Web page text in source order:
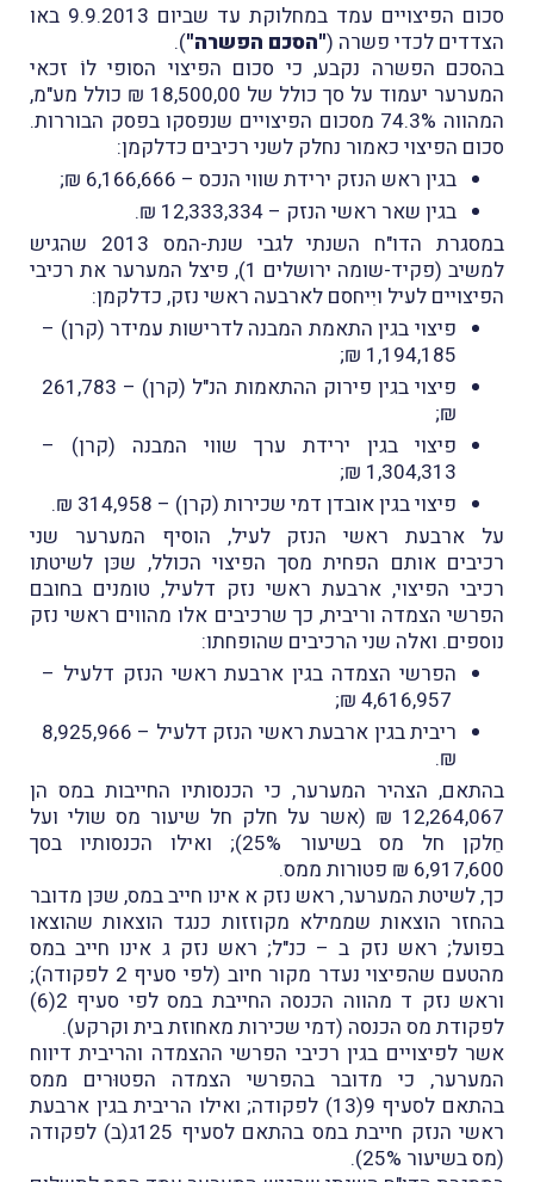
סכום הפיצויים עמד במחלוקת עד שביום 9.9.2013 באו
הצדדים לכדי פשרה ("הסכם הפשרה").
בהסכם הפשרה נקבע, כי סכום הפיצוי הסופי לוֹ זכאי
המערער יעמוד על סך כולל של 18,500,00 ₪ כולל מע"מ,
המהווה 74.3% מסכום הפיצויים שנפסקו בפסק הבוררות.
סכום הפיצוי כאמור נחלק לשני רכיבים כדלקמן:
בגין ראש הנזק ירידת שווי הנכס – 6,166,666 ₪;
בגין שאר ראשי הנזק – 12,333,334 ₪.
במסגרת הדו"ח השנתי לגבי שנת-המס 2013 שהגיש
למשיב (פקיד-שומה ירושלים 1), פיצל המערער את רכיבי
הפיצויים לעיל ויִיחסם לארבעה ראשי נזק, כדלקמן:
פיצוי בגין התאמת המבנה לדרישות עמידר (קרן) –
1,194,185 ₪;
פיצוי בגין פירוק ההתאמות הנ"ל (קרן) – 261,783
₪;
פיצוי בגין ירידת ערך שווי המבנה (קרן) –
1,304,313 ₪;
פיצוי בגין אובדן דמי שכירות (קרן) – 314,958 ₪.
על ארבעת ראשי הנזק לעיל, הוסיף המערער שני
רכיבים אותם הפחית מסך הפיצוי הכולל, שכּן לשיטתו
רכיבי הפיצוי, ארבעת ראשי נזק דלעיל, טומנים בחובם
הפרשי הצמדה וריבית, כך שרכיבים אלו מהווים ראשי נזק
נוספים. ואלה שני הרכיבים שהופחתו:
הפרשי הצמדה בגין ארבעת ראשי הנזק דלעיל –
ריבית בגין ארבעת ראשי הנזק דלעיל – 8,925,966
₪.
בהתאם, הצהיר המערער, כי הכנסותיו החייבות במס הן
12,264,067 ₪ (אשר על חלק חל שיעור מס שולי ועל
חֵלקן חל מס בשיעור 25%); ואילו הכנסותיו בסך
6,917,600 ₪ פטורות ממס.
כך, לשיטת המערער, ראש נזק א אינו חייב במס, שכּן מדובר
בהחזר הוצאות שממילא מקוזזות כנגד הוצאות שהוצאו
בפועל; ראש נזק ב – כנ"ל; ראש נזק ג אינו חייב במס
מהטעם שהפיצוי נעדר מקור חיוב (לפי סעיף 2 לפקודה);
וראש נזק ד מהווה הכנסה החייבת במס לפי סעיף 2(6)
לפקודת מס הכנסה (דמי שכירות מאחוזת בית וקרקע).
אשר לפיצויים בגין רכיבי הפרשי ההצמדה והריבית דיווח
המערער, כי מדובר בהפרשי הצמדה הפטוּרים ממס
בהתאם לסעיף 9(13) לפקודה; ואילו הריבית בגין ארבעת
ראשי הנזק חייבת במס בהתאם לסעיף 125ג(ב) לפקודה
(מס בשיעור 25%).